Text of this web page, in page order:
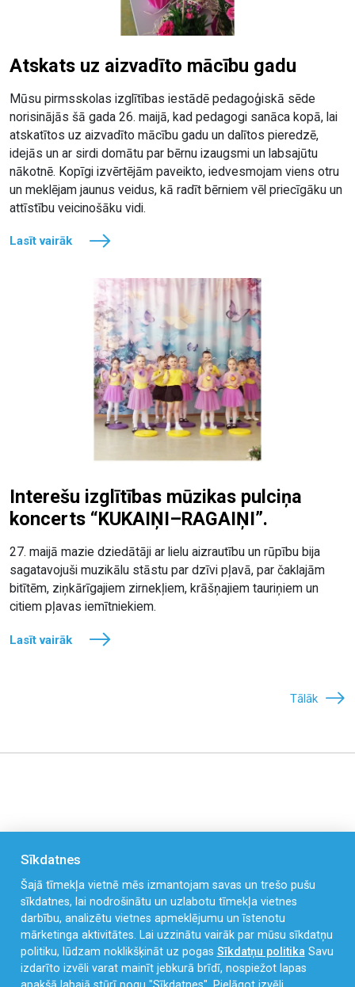
Atskats uz aizvadīto mācību gadu
Mūsu pirmsskolas izglītības iestādē pedagoģiskā sēde
norisinājās šā gada 26. maijā, kad pedagogi sanāca kopā, lai
atskatītos uz aizvadīto mācību gadu un dalītos pieredzē,
idejās un ar sirdi domātu par bērnu izaugsmi un labsajūtu
nākotnē. Kopīgi izvērtējām paveikto, iedvesmojam viens otru
un meklējam jaunus veidus, kā radīt bērniem vēl priecīgāku un
attīstību veicinošāku vidi.
Lasīt vairāk
Interešu izglītības mūzikas pulciņa
koncerts “KUKAIŅI–RAGAIŅI”.
27. maijā mazie dziedātāji ar lielu aizrautību un rūpību bija
sagatavojuši muzikālu stāstu par dzīvi pļavā, par čaklajām
bitītēm, ziņkārīgajiem zirnekļiem, krāšņajiem tauriņiem un
citiem pļavas iemītniekiem.
Lasīt vairāk
Tālāk
Celmu iela 4, Liepāja, LV-3405
kristigais@liepaja.edu.lv
Sīkdatnes
Šajā tīmekļa vietnē mēs izmantojam savas un trešo pušu
sīkdatnes, lai nodrošinātu un uzlabotu tīmekļa vietnes
darbību, analizētu vietnes apmeklējumu un īstenotu
mārketinga aktivitātes. Lai uzzinātu vairāk par mūsu sīkdatņu
politiku, lūdzam noklikšķināt uz pogas Sīkdatņu politikaSavu
izdarīto izvēli varat mainīt jebkurā brīdī, nospiežot lapas